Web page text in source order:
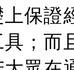
保證
；而